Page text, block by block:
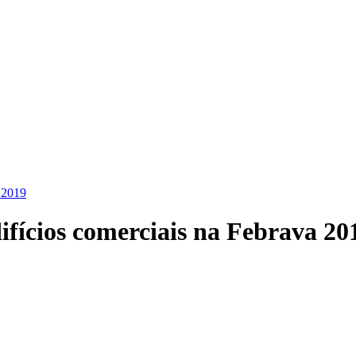
comerciais na Febrava